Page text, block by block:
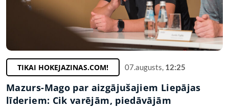
TIKAI HOKEJAZINAS.COM! 07.augusts, 12:25
Mazurs-Mago par aizgājušajiem Liepājas
līderiem: Cik varējām, piedāvājām